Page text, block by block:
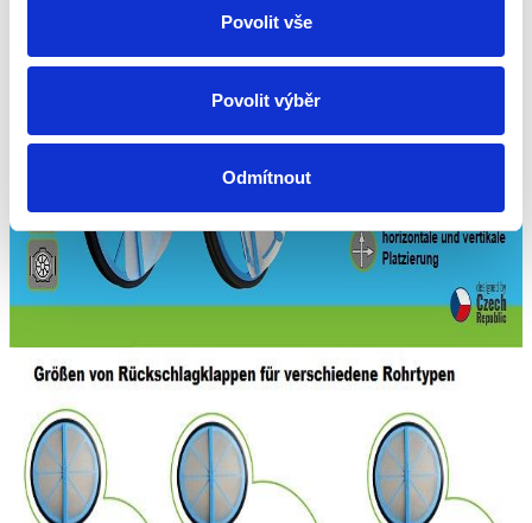
Povolit vše
Povolit výběr
Odmítnout